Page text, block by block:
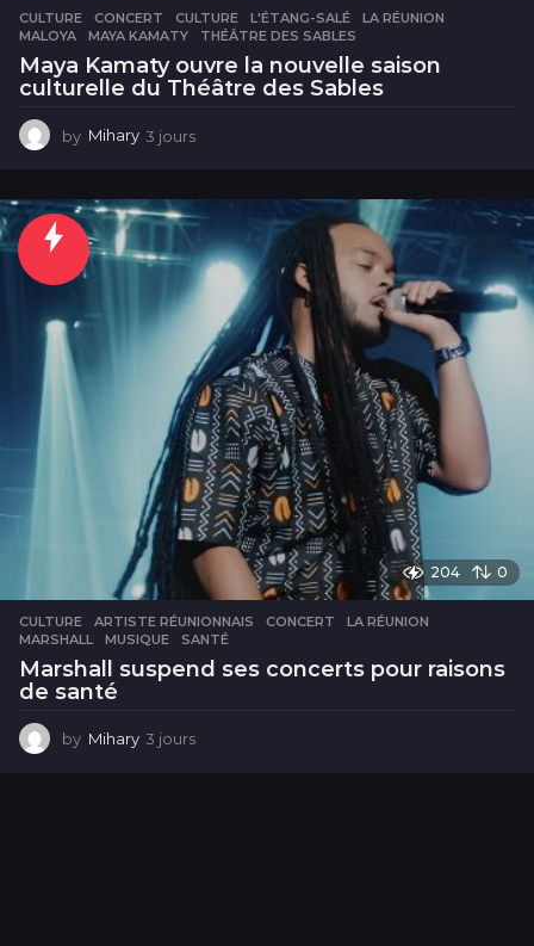
CULTURE CONCERT ,CULTURE ,L'ÉTANG-SALÉ ,LA RÉUNION
MALOYA
,MAYA KAMATY ,THÉÂTRE DES SABLES
Maya Kamaty ouvre la nouvelle saison
culturelle du Théâtre des Sables
by Mihary 3 jours
u
r
s
204 0
CULTURE ARTISTE RÉUNIONNAIS ,CONCERT ,LA RÉUNION
MARSHALL
,MUSIQUE ,SANTÉ
Marshall suspend ses concerts pour raisons
de santé
by Mihary 3 jours